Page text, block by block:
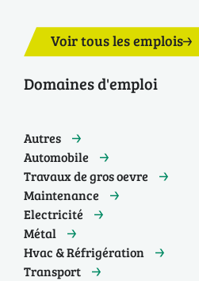
Voir tous les emplois
Domaines d'emploi
Autres
Automobile
Travaux de gros oevre
Maintenance
Electricité
Métal
Hvac & Réfrigération
Transport